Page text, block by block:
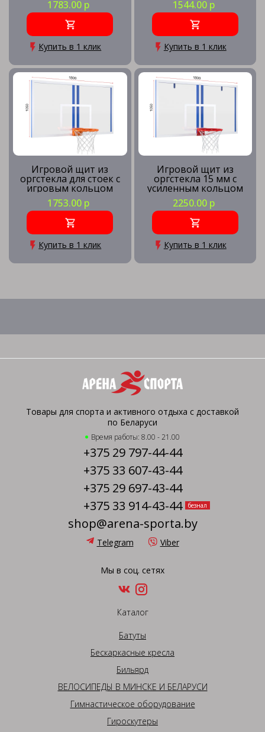
1783.00 р
Купить в 1 клик
1544.00 р
Купить в 1 клик
Игровой щит из
оргстекла для стоек с
игровым кольцом
1753.00 р
Купить в 1 клик
Игровой щит из
оргстекла 15 мм с
усиленным кольцом
2250.00 р
Купить в 1 клик
Товары для спорта и активного отдыха с доставкой
по Беларуси
Время работы: 8.00 - 21.00
+375 29 797-44-44
+375 33 607-43-44
+375 29 697-43-44
+375 33 914-43-44
безнал
shop@arena-sporta.by
Telegram Viber
Мы в соц. сетях
Каталог
Батуты
Бескаркасные кресла
Бильярд
ВЕЛОСИПЕДЫ В МИНСКЕ И БЕЛАРУСИ
Гимнастическое оборудование
Гироскутеры